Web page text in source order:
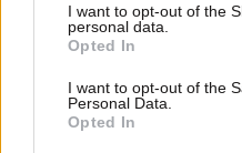
not limited to your visit or
grant or deny consent to
use your data for below
consent section.
I want to opt-out of the
personal data.
Opted In
I want to opt-out of the
Personal Data.
Opted In
Ομορφάντρα μου
Θα βρεθεί και για σένα